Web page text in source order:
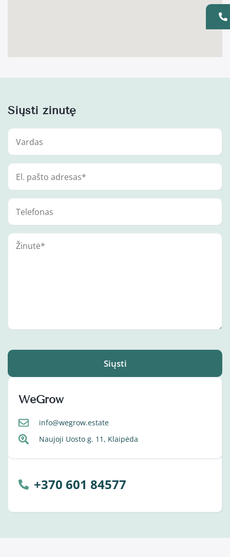
Siųsti žinutę
Siųsti
WeGrow
info@wegrow.estate
Naujoji Uosto g. 11, Klaipėda
+370 601 84577